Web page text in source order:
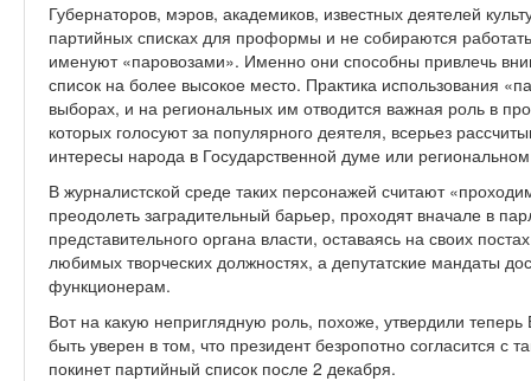
Губернаторов, мэров, академиков, известных деятелей
партийных списках для проформы и не собираются
именуют «паровозами». Именно они способны привлечь
список на более высокое место. Практика использования
выборах, и на региональных им отводится важная роль в
которых голосуют за популярного деятеля, всерьез
интересы народа в Государственной думе или
В журналистской среде таких персонажей считают
преодолеть заградительный барьер, проходят вначале в
представительного органа власти, оставаясь на своих
любимых творческих должностях, а депутатские мандаты
функционерам.
Вот на какую неприглядную роль, похоже, утвердили
быть уверен в том, что президент безропотно согласится с
покинет партийный список после 2 декабря.